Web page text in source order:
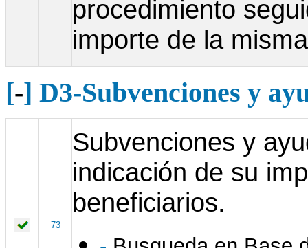
procedimiento
importe de la
[-] D3-Subvenciones y
73
Subvenciones y
indicación de su
beneficiarios.